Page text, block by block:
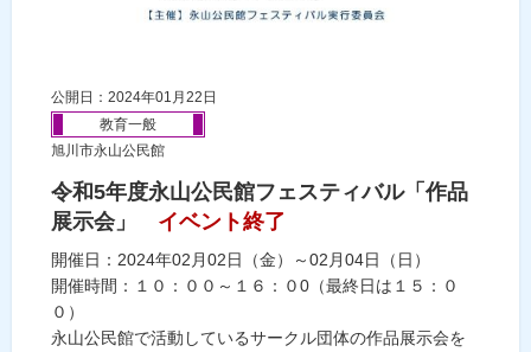
公開日：2024年01月22日
教育一般
旭川市永山公民館
令和5年度永山公民館フェスティバル「作品
展示会」
イベント終了
開催日：2024年02月02日（金）～02月04日（日）
開催時間：１０：００～１６：０0（最終日は１５：０
０）
永山公民館で活動しているサークル団体の作品展示会を